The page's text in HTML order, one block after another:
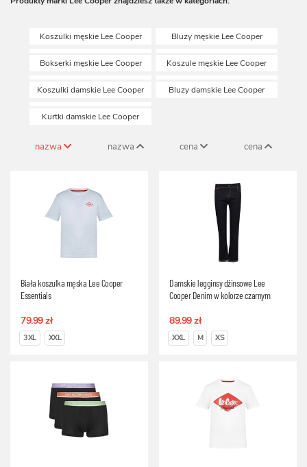
Koszulki męskie Lee Cooper Bluzy męskie Lee Cooper
Bokserki męskie Lee Cooper Koszule męskie Lee Cooper
Koszulki damskie Lee Cooper Bluzy damskie Lee Cooper
Kurtki damskie Lee Cooper
nazwa nazwa cena cena
Biała koszulka męska Lee Cooper
Essentials
79.99 zł
3XL XXL
Damskie legginsy dżinsowe Lee
Cooper Denim w kolorze czarnym
89.99 zł
XXL M XS